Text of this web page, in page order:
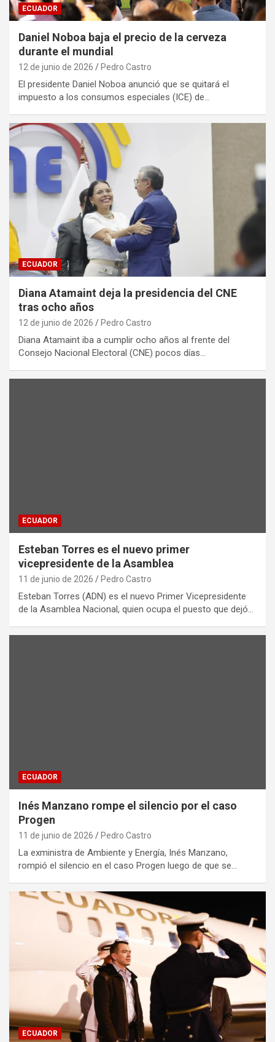
ECUADOR
Daniel Noboa baja el precio de la cerveza
durante el mundial
12 de junio de 2026 Pedro Castro
El presidente Daniel Noboa anunció que se quitará el
impuesto a los consumos especiales (ICE) de…
ECUADOR
Diana Atamaint deja la presidencia del CNE
tras ocho años
12 de junio de 2026 Pedro Castro
Diana Atamaint iba a cumplir ocho años al frente del
Consejo Nacional Electoral (CNE) pocos días…
ECUADOR
Esteban Torres es el nuevo primer
vicepresidente de la Asamblea
11 de junio de 2026 Pedro Castro
Esteban Torres (ADN) es el nuevo Primer Vicepresidente
de la Asamblea Nacional, quien ocupa el puesto que dejó…
ECUADOR
Inés Manzano rompe el silencio por el caso
Progen
11 de junio de 2026 Pedro Castro
La exministra de Ambiente y Energía, Inés Manzano,
rompió el silencio en el caso Progen luego de que se…
ECUADOR